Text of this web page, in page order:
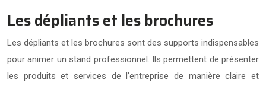
Les dépliants et les brochures
Les dépliants et les brochures sont des supports indispensables
pour animer un stand professionnel. Ils permettent de présenter
les produits et services de l’entreprise de manière claire et